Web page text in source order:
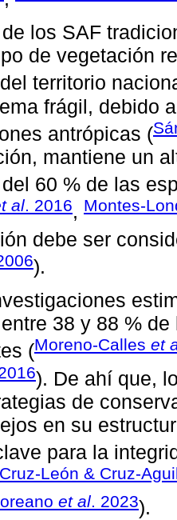
los SAF
de vegetación
territorio
frágil, debido
antrópicas (
mantiene un
60 % de las
al. 2016, Montes-
debe ser
).
38 y 88 %
(Moreno-Calles et
). De ahí que,
de
en su
para la
Cruz-León & Cruz-
et al. 2023).